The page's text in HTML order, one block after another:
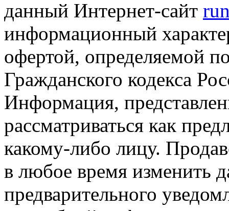
данный Интернет-сайт
информационный
офертой, определяемой
Гражданского кодекса
Информация,
рассматриваться как
какому-либо лицу.
в любое время изменить
предварительного